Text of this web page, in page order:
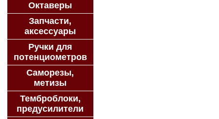
Октаверы
Запчасти,
аксессуары
Ручки для
потенциометров
Саморезы,
метизы
Темброблоки,
предусилители